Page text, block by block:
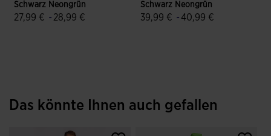
Schwarz Neongrün
27,99 € - 28,99 €
Schwarz Neongrün
39,99 € - 40,99 €
Das könnte Ihnen auch gefallen